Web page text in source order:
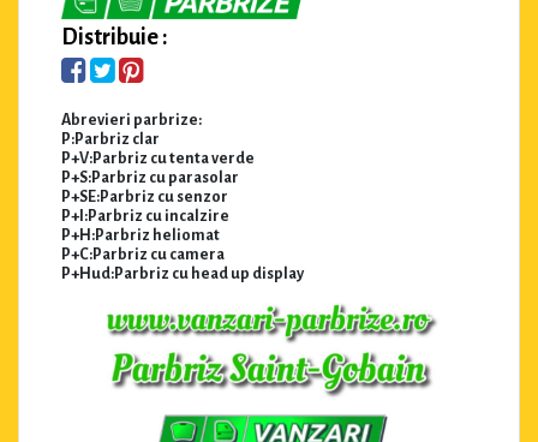
Distribuie :
Abrevieri parbrize:
P:Parbriz clar
P+V:Parbriz cu tenta verde
P+S:Parbriz cu parasolar
P+SE:Parbriz cu senzor
P+I:Parbriz cu incalzire
P+H:Parbriz heliomat
P+C:Parbriz cu camera
P+Hud:Parbriz cu head up display